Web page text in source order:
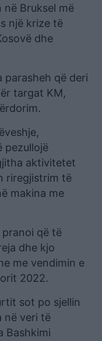
në Bruksel më
një krize të
dhe
parasheh që deri
targat KM,
pezullojë
aktivitetet
riregjistrim të
makina me
pranoi që të
dhe kjo
me vendimin e
2022.
sot po sjellin
në veri të
Bashkimi